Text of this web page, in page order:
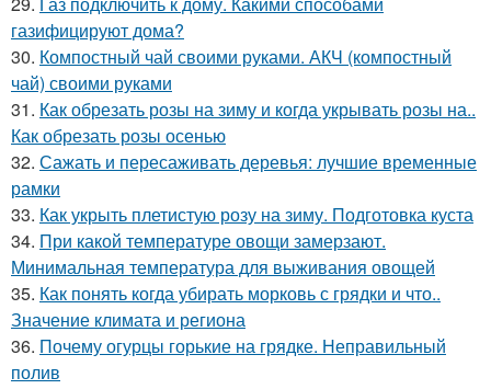
газифицируют дома?
30. Компостный чай своими руками. АКЧ (компостный
чай) своими руками
31. Как обрезать розы на зиму и когда укрывать розы на..
Как обрезать розы осенью
32. Сажать и пересаживать деревья: лучшие временные
рамки
33. Как укрыть плетистую розу на зиму. Подготовка куста
34. При какой температуре овощи замерзают.
Минимальная температура для выживания овощей
35. Как понять когда убирать морковь с грядки и что..
Значение климата и региона
36. Почему огурцы горькие на грядке. Неправильный
полив